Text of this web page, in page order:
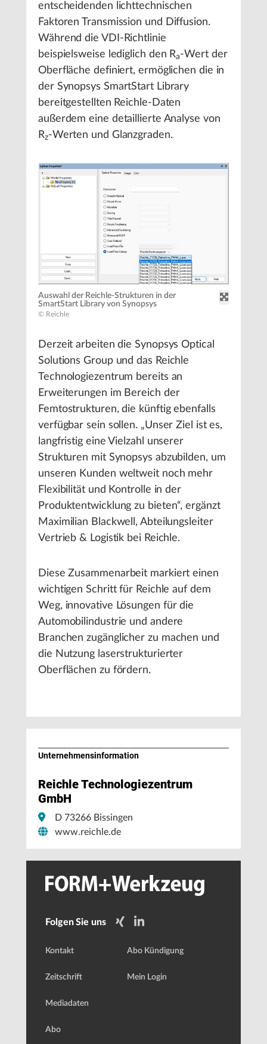
entscheidenden lichttechnischen
Faktoren Transmission und Diffusion.
Während die VDI-Richtlinie
beispielsweise lediglich den Ra-Wert der
Oberfläche definiert, ermöglichen die in
der Synopsys SmartStart Library
bereitgestellten Reichle-Daten
außerdem eine detaillierte Analyse von
Rz-Werten und Glanzgraden.
Auswahl der Reichle-Strukturen in der
SmartStart Library von Synopsys
© Reichle
Derzeit arbeiten die Synopsys Optical
Solutions Group und das Reichle
Technologiezentrum bereits an
Erweiterungen im Bereich der
Femtostrukturen, die künftig ebenfalls
verfügbar sein sollen. „Unser Ziel ist es,
langfristig eine Vielzahl unserer
Strukturen mit Synopsys abzubilden, um
unseren Kunden weltweit noch mehr
Flexibilität und Kontrolle in der
Produktentwicklung zu bieten“, ergänzt
Maximilian Blackwell, Abteilungsleiter
Vertrieb & Logistik bei Reichle.
Diese Zusammenarbeit markiert einen
wichtigen Schritt für Reichle auf dem
Weg, innovative Lösungen für die
Automobilindustrie und andere
Branchen zugänglicher zu machen und
die Nutzung laserstrukturierter
Oberflächen zu fördern.
Unternehmens­information
Reichle Technologiezentrum
GmbH
D 73266 Bissingen
www.reichle.de
Folgen Sie uns
Kontakt
Zeitschrift
Mediadaten
Abo
Abo Kündigung
Mein Login